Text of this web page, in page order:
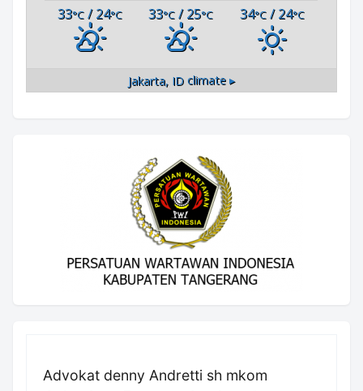
33°C / 24°C 33°C / 25°C 34°C/ 24°C
Jakarta, ID climate ▸
Advokat denny Andretti sh mkom